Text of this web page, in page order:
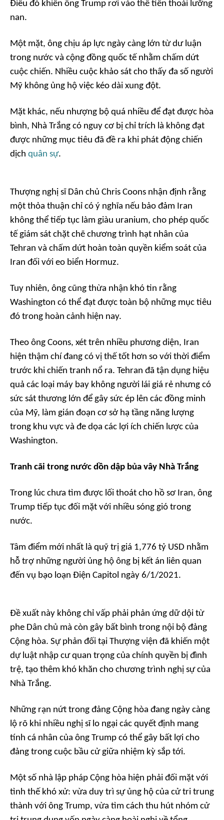
Điều đó khiến ông Trump rơi vào thế tiến thoái lưỡng
nan.
Một mặt, ông chịu áp lực ngày càng lớn từ dư luận
trong nước và cộng đồng quốc tế nhằm chấm dứt
cuộc chiến. Nhiều cuộc khảo sát cho thấy đa số người
Mỹ không ủng hộ việc kéo dài xung đột.
Mặt khác, nếu nhượng bộ quá nhiều để đạt được hòa
bình, Nhà Trắng có nguy cơ bị chỉ trích là không đạt
được những mục tiêu đã đề ra khi phát động chiến
dịch quân sự.
Thượng nghị sĩ Dân chủ Chris Coons nhận định rằng
một thỏa thuận chỉ có ý nghĩa nếu bảo đảm Iran
không thể tiếp tục làm giàu uranium, cho phép quốc
tế giám sát chặt chẽ chương trình hạt nhân của
Tehran và chấm dứt hoàn toàn quyền kiểm soát của
Iran đối với eo biển Hormuz.
Tuy nhiên, ông cũng thừa nhận khó tin rằng
Washington có thể đạt được toàn bộ những mục tiêu
đó trong hoàn cảnh hiện nay.
Theo ông Coons, xét trên nhiều phương diện, Iran
hiện thậm chí đang có vị thế tốt hơn so với thời điểm
trước khi chiến tranh nổ ra. Tehran đã tận dụng hiệu
quả các loại máy bay không người lái giá rẻ nhưng có
sức sát thương lớn để gây sức ép lên các đồng minh
của Mỹ, làm gián đoạn cơ sở hạ tầng năng lượng
trong khu vực và đe dọa các lợi ích chiến lược của
Washington.
Tranh cãi trong nước dồn dập bủa vây Nhà Trắng
Trong lúc chưa tìm được lối thoát cho hồ sơ Iran, ông
Trump tiếp tục đối mặt với nhiều sóng gió trong
nước.
Tâm điểm mới nhất là quỹ trị giá 1,776 tỷ USD nhằm
hỗ trợ những người ủng hộ ông bị kết án liên quan
đến vụ bạo loạn Điện Capitol ngày 6/1/2021.
Đề xuất này không chỉ vấp phải phản ứng dữ dội từ
phe Dân chủ mà còn gây bất bình trong nội bộ đảng
Cộng hòa. Sự phản đối tại Thượng viện đã khiến một
dự luật nhập cư quan trọng của chính quyền bị đình
trệ, tạo thêm khó khăn cho chương trình nghị sự của
Nhà Trắng.
Những rạn nứt trong đảng Cộng hòa đang ngày càng
lộ rõ khi nhiều nghị sĩ lo ngại các quyết định mang
tính cá nhân của ông Trump có thể gây bất lợi cho
đảng trong cuộc bầu cử giữa nhiệm kỳ sắp tới.
Một số nhà lập pháp Cộng hòa hiện phải đối mặt với
tình thế khó xử: vừa duy trì sự ủng hộ của cử tri trung
thành với ông Trump, vừa tìm cách thu hút nhóm cử